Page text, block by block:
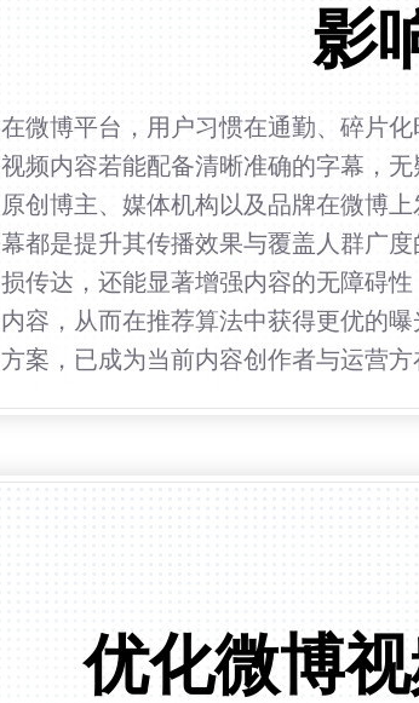
影
在微博平台，用户习惯在通勤、碎片
视频内容若能配备清晰准确的字幕，
原创博主、媒体机构以及品牌在微博
幕都是提升其传播效果与覆盖人群广
损传达，还能显著增强内容的无障碍
内容，从而在推荐算法中获得更优的
方案，已成为当前内容创作者与运营
优化微博